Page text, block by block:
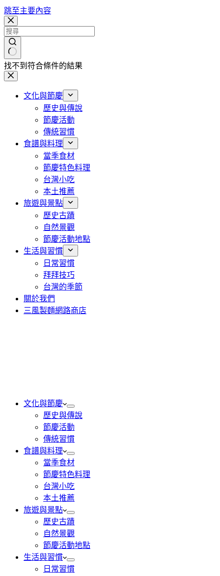
跳至主要內容
找不到符合條件的結果
文化與節慶
歷史與傳說
節慶活動
傳統習慣
食譜與料理
當季食材
節慶特色料理
台灣小吃
本土推薦
旅遊與景點
歷史古蹟
自然景觀
節慶活動地點
生活與習慣
日常習慣
拜拜技巧
台灣的季節
關於我們
三風製麵網路商店
文化與節慶
歷史與傳說
節慶活動
傳統習慣
食譜與料理
當季食材
節慶特色料理
台灣小吃
本土推薦
旅遊與景點
歷史古蹟
自然景觀
節慶活動地點
生活與習慣
日常習慣